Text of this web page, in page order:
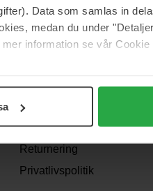
Data som samlas in
medan du under
information se vår
Support
Kontakt os
Spørgsmål og svar
Betingelser
Returnering
Privatlivspolitik